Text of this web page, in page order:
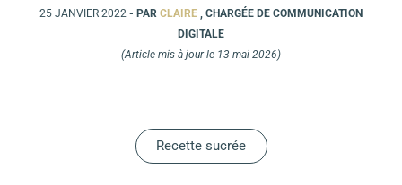
25 JANVIER 2022 - PAR CLAIRE , CHARGÉE DE COMMUNICATION
DIGITALE
(Article mis à jour le 13 mai 2026)
Recette sucrée